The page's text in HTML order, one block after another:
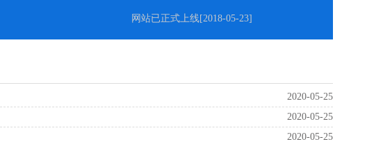
网站已正式上线[2018-05-23]
2020-05-25
2020-05-25
2020-05-25